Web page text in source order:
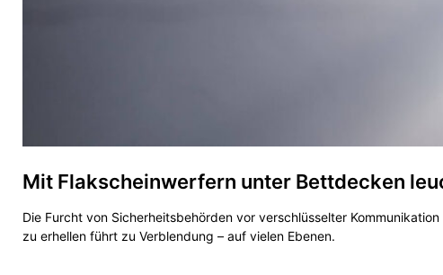
Mit Flakscheinwerfern unter Bettdecken
Die Furcht von Sicherheitsbehörden vor verschlüsselter
zu erhellen führt zu Verblendung – auf vielen Ebenen.